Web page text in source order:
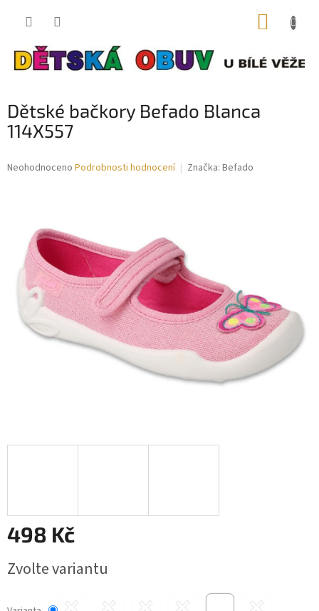
Dětské bačkory Befado Blanca
114X557
Průměrné
hvězdiček.
Neohodnoceno Podrobnosti hodnocení Značka: Befado
498 Kč
cena:
Zvolte variantu